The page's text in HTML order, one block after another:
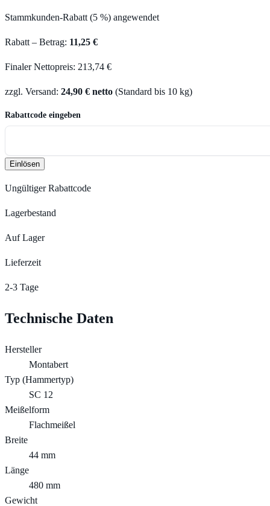
Stammkunden-Rabatt (5 %) angewendet
Rabatt – Betrag: 11,25 €
Finaler Nettopreis: 213,74 €
zzgl. Versand: 24,90 € netto (Standard bis 10 kg)
Rabattcode eingeben
Einlösen
Ungültiger Rabattcode
Lagerbestand
Auf Lager
Lieferzeit
2-3 Tage
Technische Daten
Hersteller
Montabert
Typ (Hammertyp)
SC 12
Meißelform
Flachmeißel
Breite
44 mm
Länge
480 mm
Gewicht